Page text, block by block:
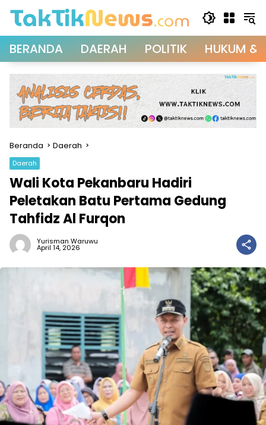
BERANDA DAERAH POLITIK HUKUM &
Beranda Daerah
Daerah
Wali Kota Pekanbaru Hadiri
Peletakan Batu Pertama Gedung
Tahfidz Al Furqon
Yurisman Waruwu
April 14, 2026